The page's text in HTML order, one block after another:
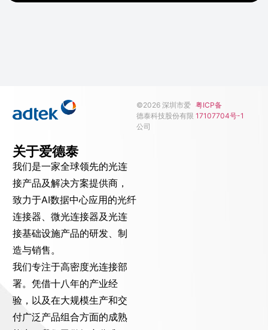
关于爱德泰
我们是一家全球领先的光连
接产品及解决方案提供商，
致力于AI数据中心应用的光纤
连接器、微光连接器及光连
接基础设施产品的研发、制
造与销售。
我们专注于高密度光连接部
署。凭借十八年的产业经
验，以及在大规模生产和交
付广泛产品组合方面的成熟
©2026 深圳市爱
德泰科技股份有限
公司
粤ICP备
17107704号-1